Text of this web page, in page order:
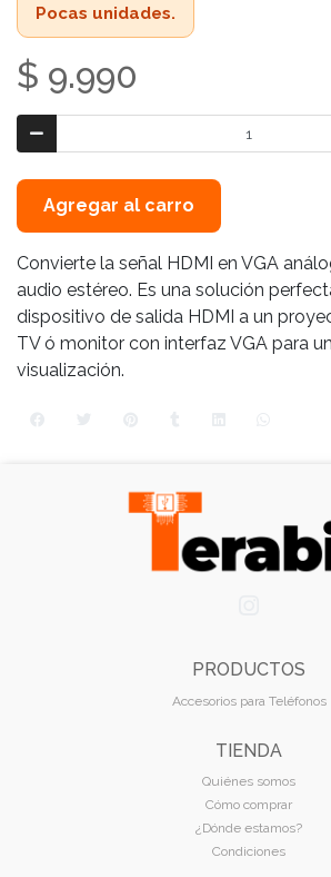
Pocas unidades.
$ 9.990
Agregar al carro
Convierte la señal HDMI en VGA
audio estéreo. Es una solución
dispositivo de salida HDMI a un
TV ó monitor con interfaz VGA para
visualización.
PRODUCTOS
Accesorios para Teléfonos
TIENDA
Quiénes somos
Cómo comprar
¿Dónde estamos?
Condiciones